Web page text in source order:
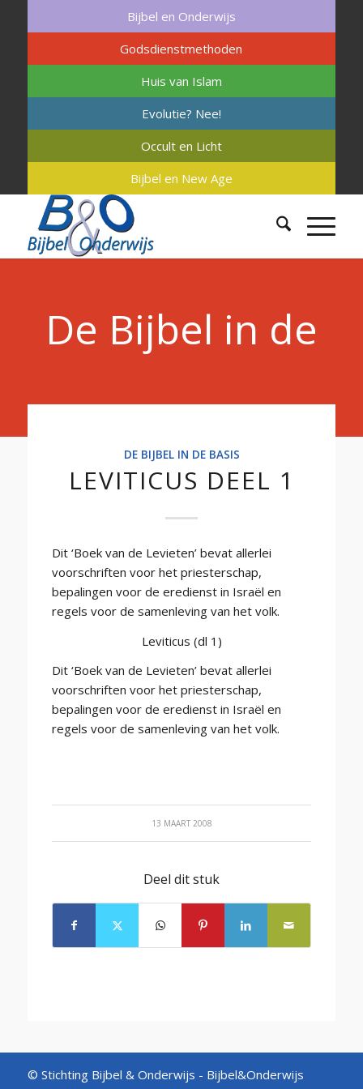
Bijbel en Onderwijs
Godsdienstmethoden
Huis van Islam
Evolutie? Nee!
Occult en Licht
Bijbel en New Age
De Bijbel in de
Basis
DE BIJBEL IN DE BASIS
LEVITICUS DEEL 1
Dit ‘Boek van de Levieten’ bevat allerlei
voorschriften voor het priesterschap,
bepalingen voor de eredienst in Israël en
regels voor de samenleving van het volk.
Leviticus (dl 1)
Dit ‘Boek van de Levieten’ bevat allerlei
voorschriften voor het priesterschap,
bepalingen voor de eredienst in Israël en
regels voor de samenleving van het volk.
13 MAART 2008
Deel dit stuk
© Stichting Bijbel & Onderwijs - Bijbel&Onderwijs